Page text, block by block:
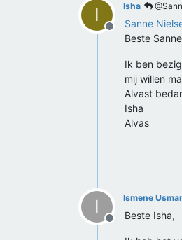
I
Offline
Isha
Sanne
Beste
Ik ben
mij willen
Alvast
Isha
Alvas
I
Offline
Ismene
Beste Isha,